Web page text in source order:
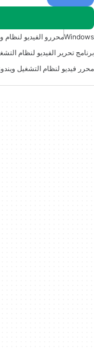
Windowsمحررو الفيديو لنظام
برنامج تحرير الفيديو لنظام
محرر فيديو لنظام التشغيل ويندوز